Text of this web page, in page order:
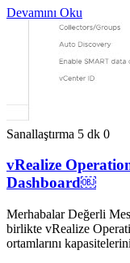
Devamını Oku
Sanallaştırma 5 dk 0
vRealize
Dashboard￼
Merhabalar Değerli
birlikte vRealize
ortamlarını